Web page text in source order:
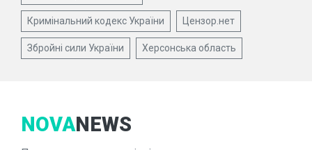
Кримінальний кодекс України Цензор.нет
Збройні сили України Херсонська область
NOVANEWS